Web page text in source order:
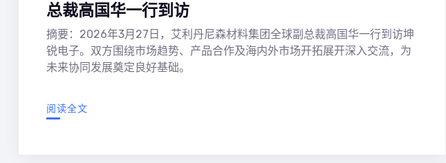
总裁高国华一行到访
摘要：2026年3月27日，艾利丹尼森材料集团全球副总裁高国华一行到访坤
锐电子。双方围绕市场趋势、产品合作及海内外市场开拓展开深入交流，为
未来协同发展奠定良好基础。
阅读全文